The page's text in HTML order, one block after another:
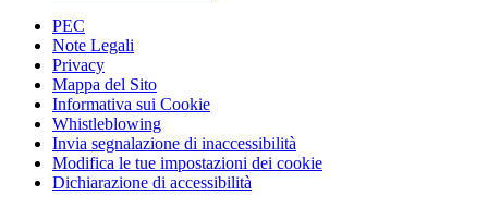
PEC
Note Legali
Privacy
Mappa del Sito
Informativa sui Cookie
Whistleblowing
Invia segnalazione di inaccessibilità
Modifica le tue impostazioni dei cookie
Dichiarazione di accessibilità